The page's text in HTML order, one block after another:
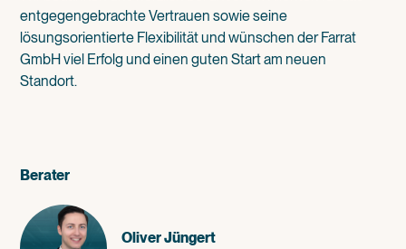
Berater
Oliver Jüngert
entgegengebrachte Vertrauen sowie seine
lösungsorientierte Flexibilität und wünschen der Farrat
GmbH viel Erfolg und einen guten Start am neuen
Standort.